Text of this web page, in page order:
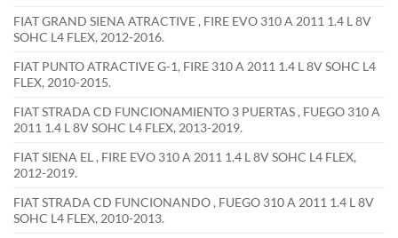
FIAT GRAND SIENA ATRACTIVE , FIRE EVO 310 A 2011 1.4 L 8V
SOHC L4 FLEX, 2012-2016.
FIAT PUNTO ATRACTIVE G-1, FIRE 310 A 2011 1.4 L 8V SOHC L4
FLEX, 2010-2015.
FIAT STRADA CD FUNCIONAMIENTO 3 PUERTAS , FUEGO 310 A
2011 1.4 L 8V SOHC L4 FLEX, 2013-2019.
FIAT SIENA EL , FIRE EVO 310 A 2011 1.4 L 8V SOHC L4 FLEX,
2012-2019.
FIAT STRADA CD FUNCIONANDO , FUEGO 310 A 2011 1.4 L 8V
SOHC L4 FLEX, 2010-2013.